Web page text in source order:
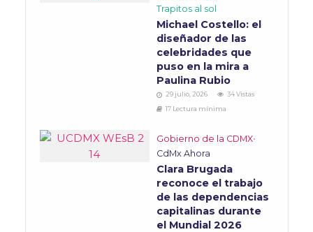
Trapitos al sol
Michael Costello: el
diseñador de las
celebridades que
puso en la mira a
Paulina Rubio
29 julio, 2026
34 Vistas
17 Lectura mínima
Gobierno de la CDMX•
CdMx Ahora
Clara Brugada
reconoce el trabajo
de las dependencias
capitalinas durante
el Mundial 2026